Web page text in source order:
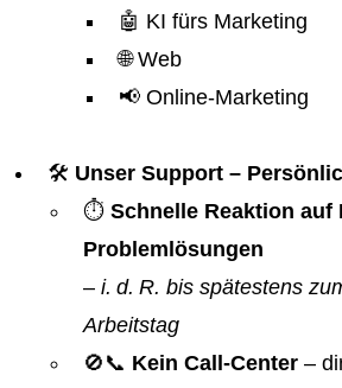
🤖 KI fürs Marketing
🌐 Web
📢 Online-Marketing
🛠️ Unser Support –
⏱️ Schnelle Reaktion auf
Problemlösungen
– i. d. R. bis spätestens
Arbeitstag
🚫📞 Kein Call-Center –